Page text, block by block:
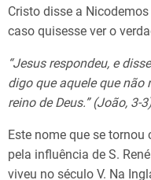
Cristo disse a
caso quisesse ver o
“Jesus respondeu, e
digo que aquele que não
reino de Deus.” (João, 3-
Este nome que se
pela influência de S.
viveu no século V. Na